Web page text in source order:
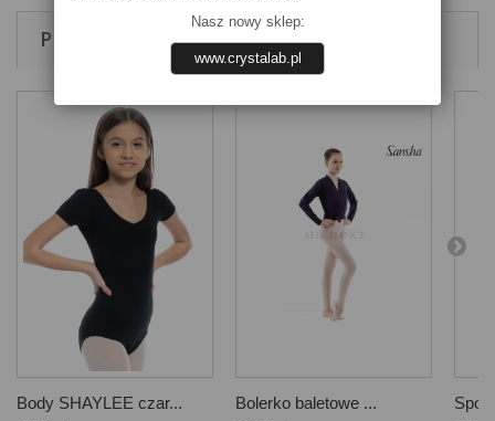
PRODUKTY POWIĄZANE
Body SHAYLEE czar... Bolerko baletowe ...
Nasz nowy sklep:
www.crystalab.pl